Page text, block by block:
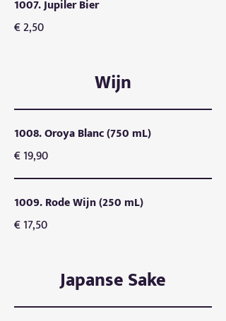
1007. Jupiler Bier
€ 2,50
Wijn
1008. Oroya Blanc (750 mL)
€ 19,90
1009. Rode Wijn (250 mL)
€ 17,50
Japanse Sake